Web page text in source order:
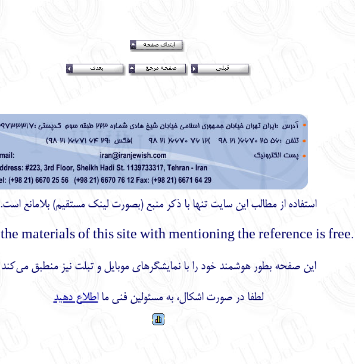
استفاده از مطالب اين سايت تنها با ذكر منبع (بصورت لینک مستقیم) بلامانع است.
.Using the materials of this site with mentioning the reference is free
این صفحه بطور هوشمند خود را با نمایشگرهای موبایل و تبلت نیز منطبق می‌کند
لطفا در صورت اشکال، به مسئولین فنی مااطلاع دهید